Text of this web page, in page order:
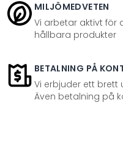
MILJÖMEDVETEN
Vi arbetar aktivt för
hållbara produkter
BETALNING PÅ
Vi erbjuder ett
Även betalning på